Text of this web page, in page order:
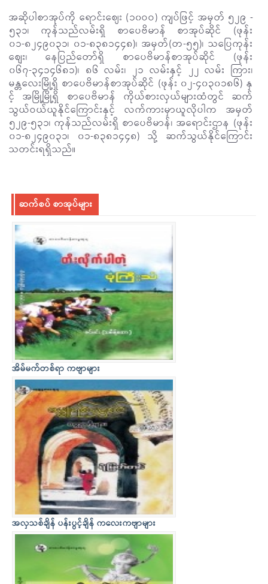
အဆိုပါစာအုပ်ကို ရောင်းဈေး (၁၀ဝဝ) ကျပ်ဖြင့် အမှတ် ၅၂၉ -
၅၃၁၊ ကုန်သည်လမ်းရှိ စာပေဗိမာန် စာအုပ်ဆိုင် (ဖုန်း
၀၁-၈၂၄၉၀၃၁၊ ၀၁-၈၃၈၁၄၄၈)၊ အမှတ်(တ-၅၅)၊ သပြေကုန်း
စျေး၊ နေပြည်တော်ရှိ စာပေဗိမာန်စာအုပ်ဆိုင် (ဖုန်း
၀၆၇-၃၄၁၄၆၈၁)၊ ၈၆ လမ်း၊ ၂၁ လမ်းနှင့် ၂၂ လမ်း ကြား၊
မန္တလေးမြို့ရှိ စာပေဗိမာန်စာအုပ်ဆိုင် (ဖုန်း ၀၂-၄၀၃၀၁၈၆) နှ
င့် အမြို့မြို့ရှိ စာပေဗိမာန် ကိုယ်စားလှယ်များထံတွင် ဆက်
သွယ်ဝယ်ယူနိုင်ကြောင်းနှင့် လက်ကားမှာယူလိုပါက အမှတ်
၅၂၉-၅၃၁၊ ကုန်သည်လမ်းရှိ စာပေဗိမာန်၊ အရောင်းဌာန (ဖုန်း
၀၁-၈၂၄၉၀၃၁၊ ၀၁-၈၃၈၁၄၄၈) သို့ ဆက်သွယ်နိုင်ကြောင်း
သတင်းရရှိသည်။
ဆက်စပ် စာအုပ်များ
အိမ်မက်တစ်ရာ ကဗျာများ
အလှသစ်ချိန် ပန်းပွင့်ချိန် ကလေးကဗျာများ